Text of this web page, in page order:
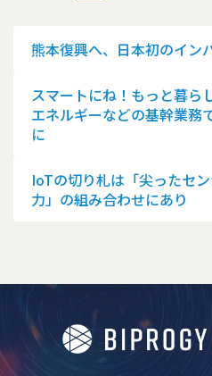
熊本復興へ、日本初のイン
スマートにね！もっと暮ら
エネルギーなどの基幹業務
に
IoTの切り札は「尖ったセ
力」の組み合わせにあり